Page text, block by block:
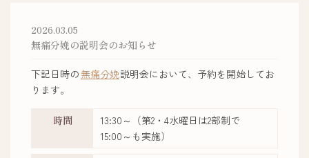
2026.03.05
無痛分娩の説明会のお知らせ
下記日時の 無痛分娩説明会において、予約を開始してお
ります。
時間
13:30～（第2・4水曜日は2部制で
15:00～も実施）